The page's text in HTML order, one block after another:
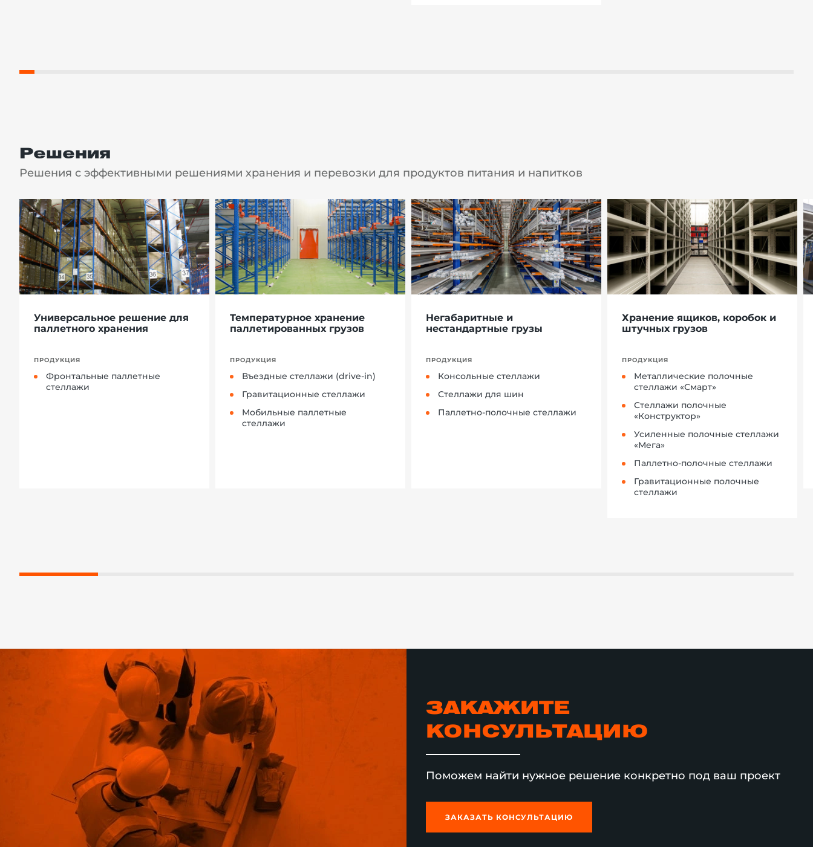
Решения
Решения с эффективными решениями хранения и перевозки для продуктов питания и напитков
Универсальное решение для
паллетного хранения
ПРОДУКЦИЯ
Фронтальные паллетные
стеллажи
Температурное хранение
паллетированных грузов
ПРОДУКЦИЯ
Въездные стеллажи (drive-in)
Гравитационные стеллажи
Мобильные паллетные
стеллажи
Негабаритные и
нестандартные грузы
ПРОДУКЦИЯ
Консольные стеллажи
Стеллажи для шин
Паллетно-полочные стеллажи
Хранение ящиков, коробок и
штучных грузов
ПРОДУКЦИЯ
Металлические полочные
стеллажи «Смарт»
Стеллажи полочные
«Конструктор»
Усиленные полочные стеллажи
«Мега»
Паллетно-полочные стеллажи
Гравитационные полочные
стеллажи
ЗАКАЖИТЕ
КОНСУЛЬТАЦИЮ
Поможем найти нужное решение конкретно под ваш проект
ЗАКАЗАТЬ КОНСУЛЬТАЦИЮ